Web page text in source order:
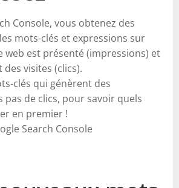
Console, vous obtenez des
mots-clés et expressions sur
web est présenté (impressions) et
visites (clics).
clés qui génèrent des
pas de clics, pour savoir quels
en premier !
Search Console